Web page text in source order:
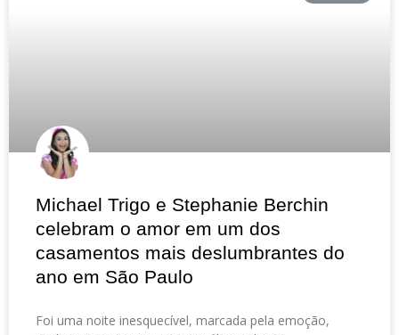
Michael Trigo e Stephanie Berchin
celebram o amor em um dos
casamentos mais deslumbrantes do
ano em São Paulo
Foi uma noite inesquecível, marcada pela emoção,